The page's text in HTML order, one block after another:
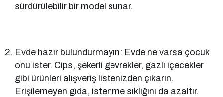
sürdürülebilir bir model sunar.
Evde hazır bulundurmayın: Evde ne varsa çocuk
onu ister. Cips, şekerli gevrekler, gazlı içecekler
gibi ürünleri alışveriş listenizden çıkarın.
Erişilemeyen gıda, istenme sıklığını da azaltır.